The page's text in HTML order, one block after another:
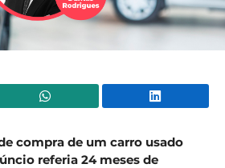
WhatsApp
compra de um carro usado
referia 24 meses de